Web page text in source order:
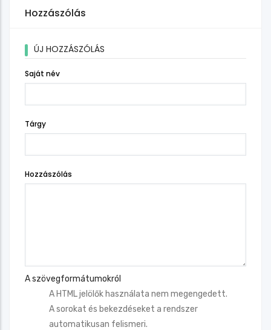
Hozzászólás
ÚJ HOZZÁSZÓLÁS
Saját név
Tárgy
Hozzászólás
A szövegformátumokról
A HTML jelölők használata nem megengedett.
A sorokat és bekezdéseket a rendszer
automatikusan felismeri.